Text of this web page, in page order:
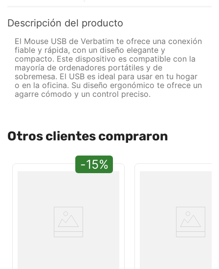
Descripción del producto
El Mouse USB de Verbatim te ofrece una conexión
fiable y rápida, con un diseño elegante y
compacto. Este dispositivo es compatible con la
mayoría de ordenadores portátiles y de
sobremesa. El USB es ideal para usar en tu hogar
o en la oficina. Su diseño ergonómico te ofrece un
agarre cómodo y un control preciso.
Otros clientes compraron
-15%